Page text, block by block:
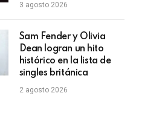
3 agosto 2026
Sam Fender y Olivia
Dean logran un hito
histórico en la lista de
singles británica
2 agosto 2026